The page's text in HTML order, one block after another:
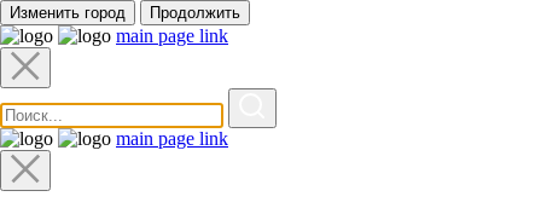
Изменить город Продолжить
main page link
main page link